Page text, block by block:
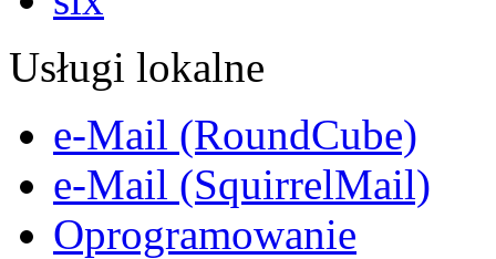
Usługi lokalne
e-Mail (RoundCube)
e-Mail (SquirrelMail)
Oprogramowanie